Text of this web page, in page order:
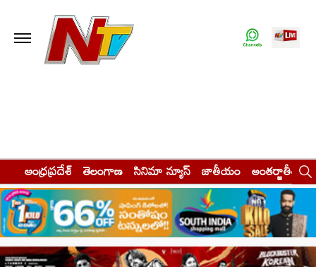
ఆంధ్రప్రదేశ్ తెలంగాణ సినిమా న్యూస్ జాతీయం అంతర్జాతీయం